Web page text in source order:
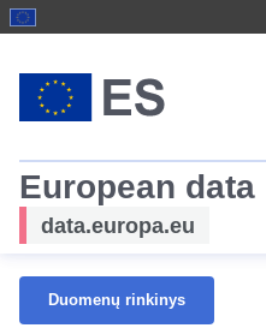
European data
data.europa.eu
Duomenų rinkinys